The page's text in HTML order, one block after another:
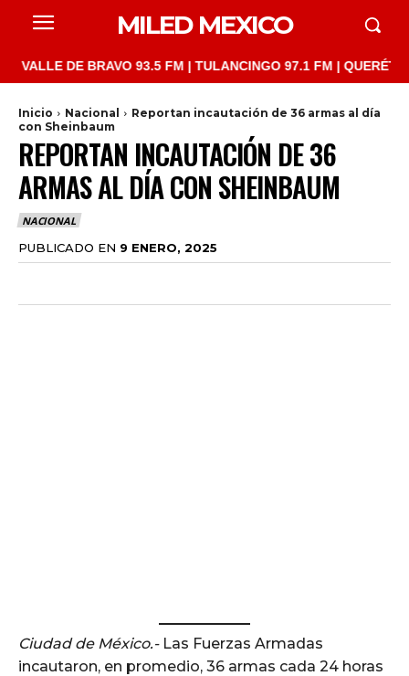
MILED MEXICO
DE BRAVO 93.5 FM | TULANCINGO 97.1 FM |
Inicio Nacional
Reportan incautación de 36 armas al día
con Sheinbaum
REPORTAN INCAUTACIÓN DE 36
ARMAS AL DÍA CON SHEINBAUM
NACIONAL
PUBLICADO EN 9 ENERO, 2025
Ciudad de México.-Las Fuerzas Armadas
incautaron, en promedio, 36 armas cada 24 horas